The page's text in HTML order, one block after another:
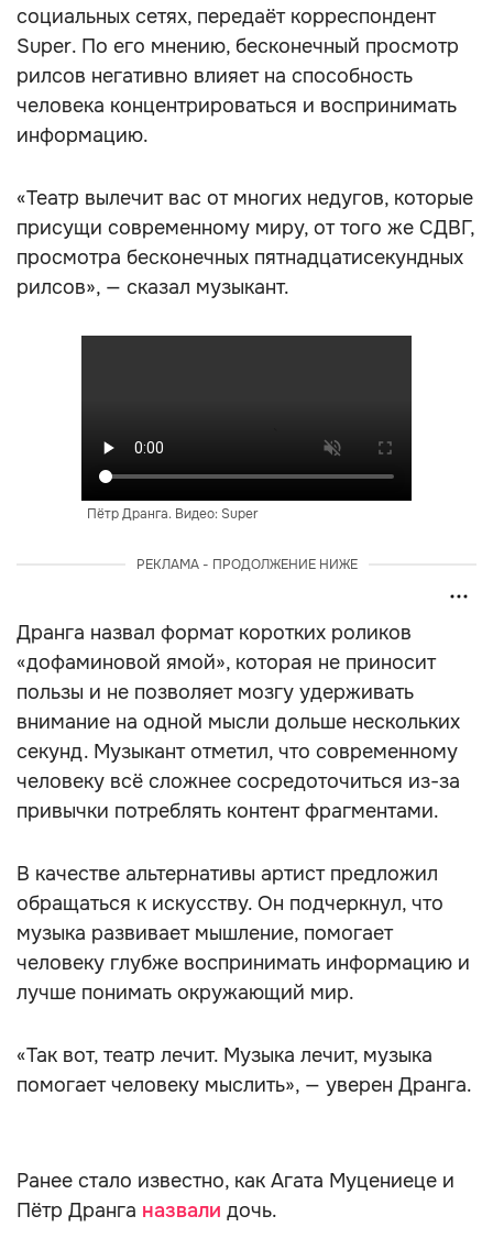
социальных сетях, передаёт корреспондент
Super. По его мнению, бесконечный просмотр
рилсов негативно влияет на способность
человека концентрироваться и воспринимать
информацию.
«Театр вылечит вас от многих недугов, которые
присущи современному миру, от того же СДВГ,
просмотра бесконечных пятнадцатисекундных
рилсов», — сказал музыкант.
Пётр Дранга. Видео: Super
РЕКЛАМА - ПРОДОЛЖЕНИЕ НИЖЕ
Дранга назвал формат коротких роликов
«дофаминовой ямой», которая не приносит
пользы и не позволяет мозгу удерживать
внимание на одной мысли дольше нескольких
секунд. Музыкант отметил, что современному
человеку всё сложнее сосредоточиться из-за
привычки потреблять контент фрагментами.
В качестве альтернативы артист предложил
обращаться к искусству. Он подчеркнул, что
музыка развивает мышление, помогает
человеку глубже воспринимать информацию и
лучше понимать окружающий мир.
«Так вот, театр лечит. Музыка лечит, музыка
помогает человеку мыслить», — уверен Дранга.
Ранее стало известно, как Агата Муцениеце и
Пётр Дранга назвали дочь.